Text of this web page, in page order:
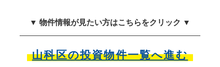
▼ 物件情報が見たい方はこちらをクリック ▼
山科区の投資物件一覧へ進む